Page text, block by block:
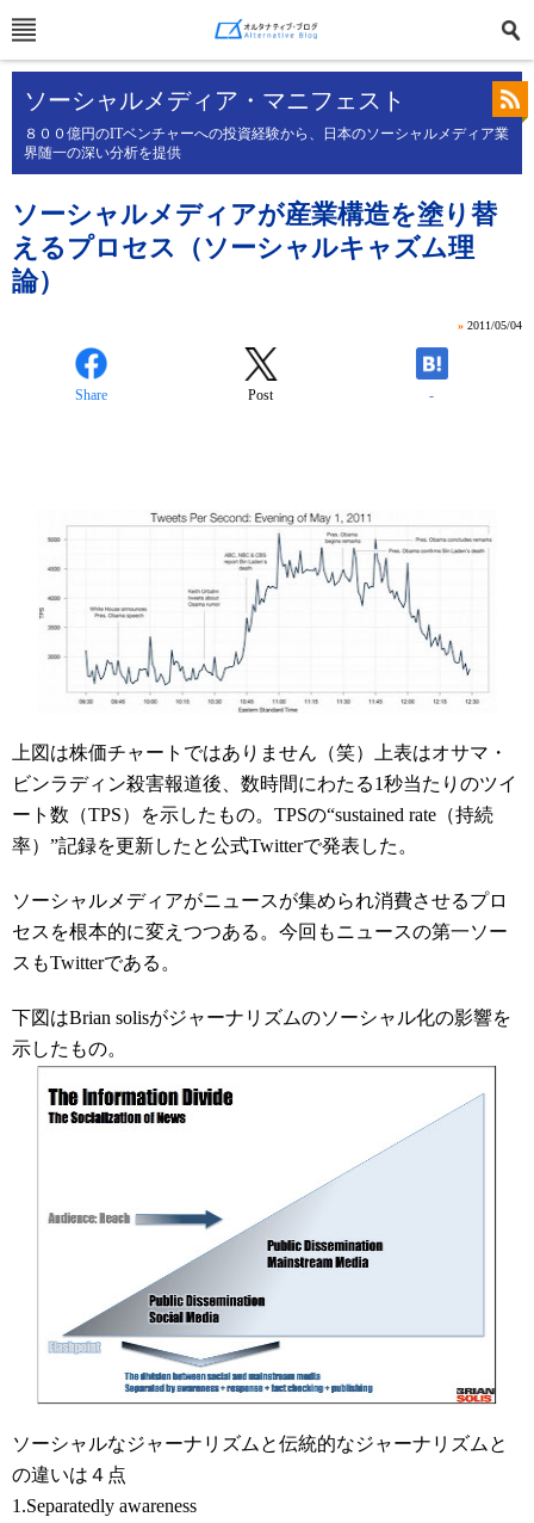
ソーシャルメディア・マニフェスト
８００億円のITベンチャーへの投資経験から、日本のソーシャルメディア業
界随一の深い分析を提供
ソーシャルメディアが産業構造を塗り替
えるプロセス（ソーシャルキャズム理
論）
» 2011/05/04
Share Post -
上図は株価チャートではありません（笑）上表はオサマ・
ビンラディン殺害報道後、数時間にわたる1秒当たりのツイ
ート数（TPS）を示したもの。TPSの“sustained rate（持続
率）”記録を更新したと公式Twitterで発表した。
ソーシャルメディアがニュースが集められ消費させるプロ
セスを根本的に変えつつある。今回もニュースの第一ソー
スもTwitterである。
下図はBrian solisがジャーナリズムのソーシャル化の影響を
示したもの。
ソーシャルなジャーナリズムと伝統的なジャーナリズムと
の違いは４点
1.Separatedly awareness